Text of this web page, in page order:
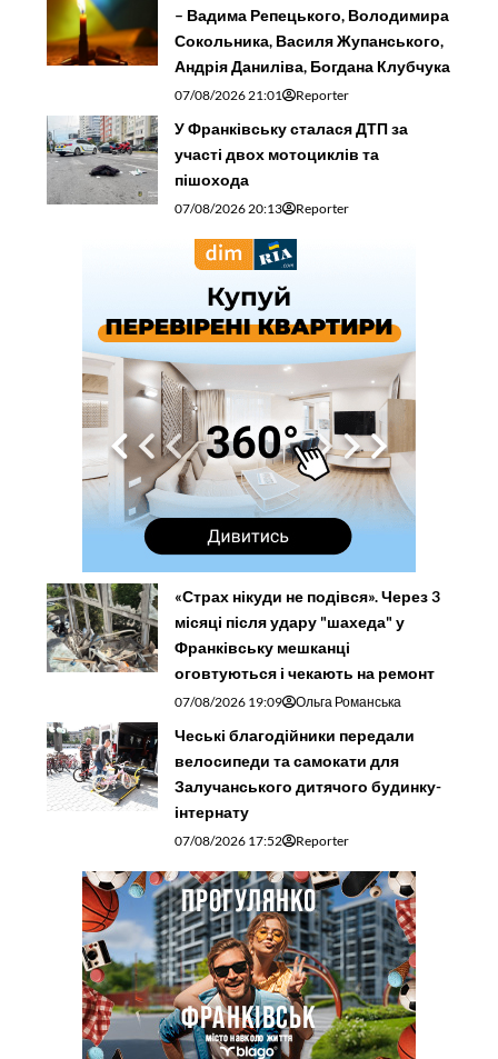
– Вадима Репецького, Володимира
Сокольника, Василя Жупанського,
Андрія Даниліва, Богдана Клубчука
07/08/2026 21:01 Reporter
У Франківську сталася ДТП за
участі двох мотоциклів та
пішохода
07/08/2026 20:13 Reporter
«Страх нікуди не подівся». Через 3
місяці після удару "шахеда" у
Франківську мешканці
оговтуються і чекають на ремонт
07/08/2026 19:09 Ольга Романська
Чеські благодійники передали
велосипеди та самокати для
Залучанського дитячого будинку-
інтернату
07/08/2026 17:52 Reporter